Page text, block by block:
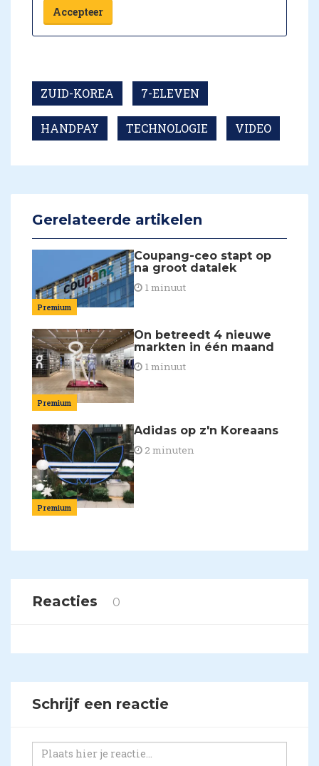
Accepteer
ZUID-KOREA 7-ELEVEN
HANDPAY TECHNOLOGIE VIDEO
Gerelateerde artikelen
Premium
Coupang-ceo stapt op
na groot datalek
1 minuut
Premium
On betreedt 4 nieuwe
markten in één maand
1 minuut
Premium
Adidas op z'n Koreaans
2 minuten
Reacties 0
Schrijf een reactie